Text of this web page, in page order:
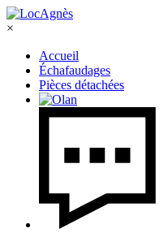
×
Accueil
Échafaudages
Pièces détachées